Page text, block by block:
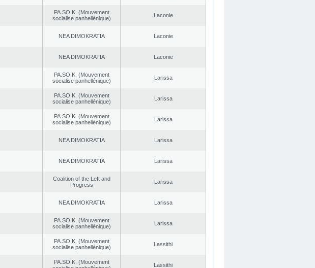
PA.SO.K. (Mouvement
socialise panhellénique)
Laconie
NEA DΙMOKRATIA Laconie
NEA DΙMOKRATIA Laconie
PA.SO.K. (Mouvement
socialise panhellénique)
Larissa
PA.SO.K. (Mouvement
socialise panhellénique)
Larissa
PA.SO.K. (Mouvement
socialise panhellénique)
Larissa
NEA DΙMOKRATIA Larissa
NEA DΙMOKRATIA Larissa
Coalition of the Left and
Progress
Larissa
NEA DΙMOKRATIA Larissa
PA.SO.K. (Mouvement
socialise panhellénique)
Larissa
PA.SO.K. (Mouvement
socialise panhellénique)
Lassithi
PA.SO.K. (Mouvement
Lassithi